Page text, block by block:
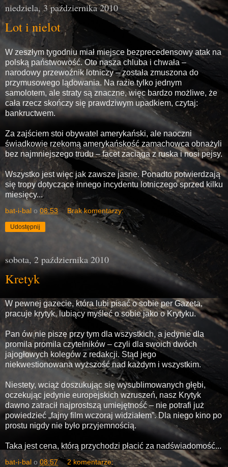
niedziela, 3 października 2010
Lot i nielot
W zeszłym tygodniu miał miejsce bezprecedensowy atak na
polską państwowość. Oto nasza chluba i chwała –
narodowy przewoźnik lotniczy – została zmuszona do
przymusowego lądowania. Na razie tylko jednym
samolotem, ale straty są znaczne, więc bardzo możliwe, że
cała rzecz skończy się prawdziwym upadkiem, czytaj:
bankructwem.
Za zajściem stoi obywatel amerykański, ale naoczni
świadkowie rzekomą amerykańskość zamachowca obnażyli
bez najmniejszego trudu – facet zaciąga z ruska i nosi pejsy.
Wszystko jest więc jak zawsze jasne. Ponadto potwierdzają
się tropy dotyczące innego incydentu lotniczego sprzed kilku
miesięcy...
bat-i-bal o 08:53 Brak komentarzy:
Udostępnij
sobota, 2 października 2010
Kretyk
W pewnej gazecie, która lubi pisać o sobie per Gazeta,
pracuje krytyk, lubiący myśleć o sobie jako o Krytyku.
Pan ów nie pisze przy tym dla wszystkich, a jedynie dla
promila promila czytelników – czyli dla swoich dwóch
jajogłowych kolegów z redakcji. Stąd jego
niekwestionowana wyższość nad każdym i wszystkim.
Niestety, wciąż doszukując się wysublimowanych głębi,
oczekując jedynie europejskich wzruszeń, nasz Krytyk
dawno zatracił najprostszą umiejętność – nie potrafi już
powiedzieć „fajny film wczoraj widziałem”. Dla niego kino po
prostu nigdy nie było przyjemnością.
Taka jest cena, którą przychodzi płacić za nadświadomość...
bat-i-bal o08:57 2 komentarze: